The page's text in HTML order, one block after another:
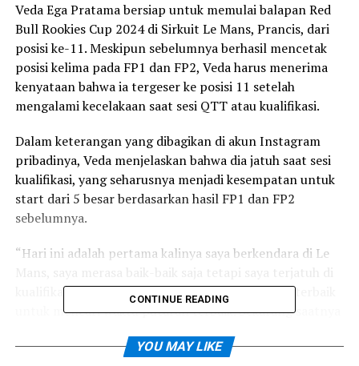
Veda Ega Pratama bersiap untuk memulai balapan Red
Bull Rookies Cup 2024 di Sirkuit Le Mans, Prancis, dari
posisi ke-11. Meskipun sebelumnya berhasil mencetak
posisi kelima pada FP1 dan FP2, Veda harus menerima
kenyataan bahwa ia tergeser ke posisi 11 setelah
mengalami kecelakaan saat sesi QTT atau kualifikasi.
Dalam keterangan yang dibagikan di akun Instagram
pribadinya, Veda menjelaskan bahwa dia jatuh saat sesi
kualifikasi, yang seharusnya menjadi kesempatan untuk
start dari 5 besar berdasarkan hasil FP1 dan FP2
sebelumnya.
“Hari ini adalah pertama kalinya saya berkendara di Le
kualifikasi. Jadi saya tidak bisa memberikan yang terbaik
untuk mencari waktu putaran terbaik. Sekarang saatnya
unggahan Instagramnya.
CONTINUE READING
YOU MAY LIKE